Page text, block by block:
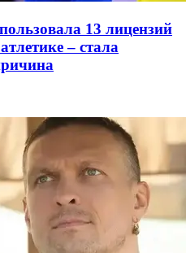
13 лицензий
– стала